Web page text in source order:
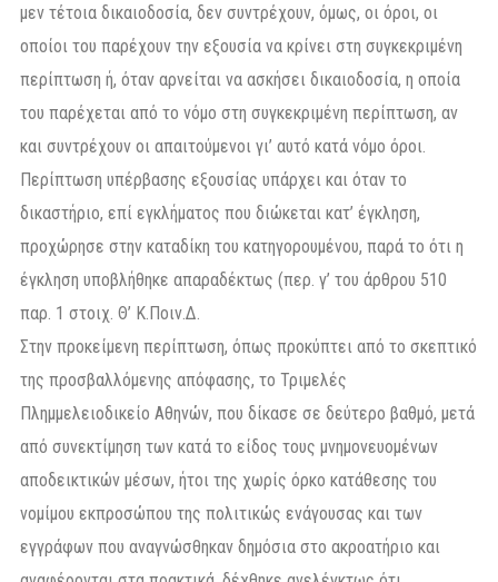
μεν τέτοια δικαιοδοσία, δεν συντρέχουν, όμως, οι όροι, οι
οποίοι του παρέχουν την εξουσία να κρίνει στη συγκεκριμένη
περίπτωση ή, όταν αρνείται να ασκήσει δικαιοδοσία, η οποία
του παρέχεται από το νόμο στη συγκεκριμένη περίπτωση, αν
και συντρέχουν οι απαιτούμενοι γι’ αυτό κατά νόμο όροι.
Περίπτωση υπέρβασης εξουσίας υπάρχει και όταν το
δικαστήριο, επί εγκλήματος που διώκεται κατ’ έγκληση,
προχώρησε στην καταδίκη του κατηγορουμένου, παρά το ότι η
έγκληση υποβλήθηκε απαραδέκτως (περ. γ’ του άρθρου 510
παρ. 1 στοιχ. Θ’ Κ.Ποιν.Δ.
Στην προκείμενη περίπτωση, όπως προκύπτει από το σκεπτικό
της προσβαλλόμενης απόφασης, το Τριμελές
Πλημμελειοδικείο Αθηνών, που δίκασε σε δεύτερο βαθμό, μετά
από συνεκτίμηση των κατά το είδος τους μνημονευομένων
αποδεικτικών μέσων, ήτοι της χωρίς όρκο κατάθεσης του
νομίμου εκπροσώπου της πολιτικώς ενάγουσας και των
εγγράφων που αναγνώσθηκαν δημόσια στο ακροατήριο και